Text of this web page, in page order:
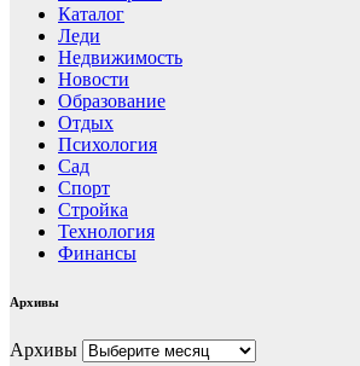
Каталог
Леди
Недвижимость
Новости
Образование
Отдых
Психология
Сад
Спорт
Стройка
Технология
Финансы
Архивы
Архивы